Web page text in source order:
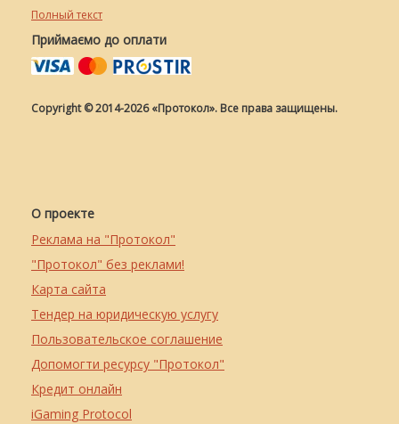
Полный текст
Приймаємо до оплати
Copyright © 2014-2026 «Протокол». Все права защищены.
О проекте
Реклама на "Протокол"
"Протокол" без реклами!
Карта сайта
Тендер на юридическую услугу
Пользовательское соглашение
Допомогти ресурсу "Протокол"
Кредит онлайн
iGaming Protocol